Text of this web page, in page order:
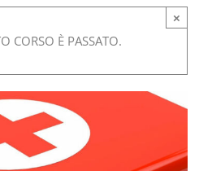
CORSO È PASSATO.
×